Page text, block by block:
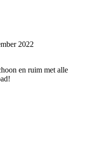
2022
en ruim met alle